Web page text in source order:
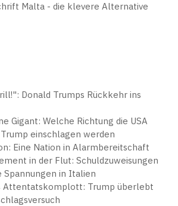
Malta - die klevere Alternative
Donald Trumps Rückkehr ins
Gigant: Welche Richtung die USA
einschlagen werden
Eine Nation in Alarmbereitschaft
in der Flut: Schuldzuweisungen
Spannungen in Italien
Attentatskomplott: Trump überlebt